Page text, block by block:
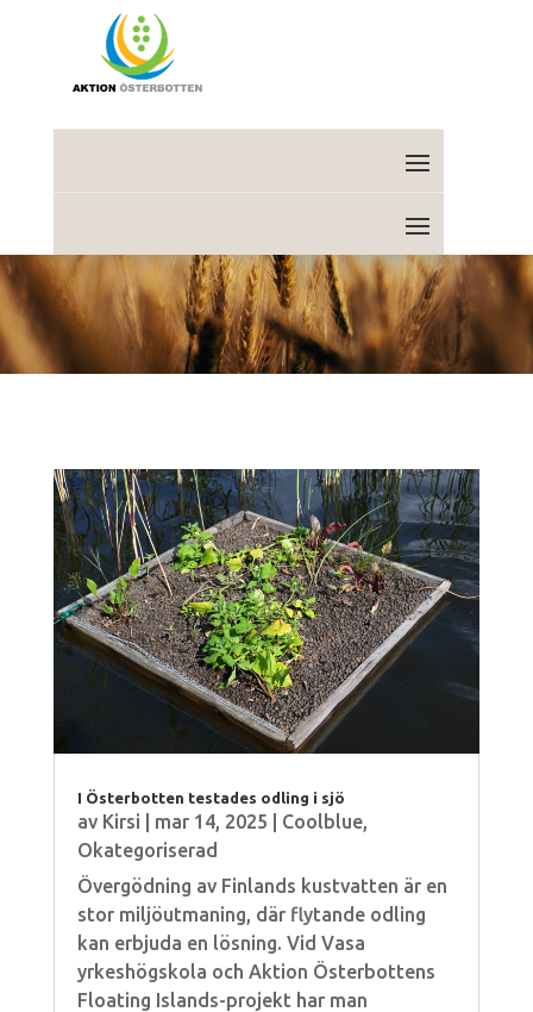
I Österbotten testades odling i sjö
av Kirsi mar 14, 2025 Coolblue,
Okategoriserad
Övergödning av Finlands kustvatten är en
stor miljöutmaning, där flytande odling
kan erbjuda en lösning. Vid Vasa
yrkeshögskola och Aktion Österbottens
Floating Islands-projekt har man